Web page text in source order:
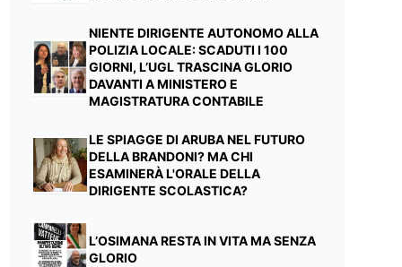
NIENTE DIRIGENTE AUTONOMO ALLA
POLIZIA LOCALE: SCADUTI I 100
GIORNI, L’UGL TRASCINA GLORIO
DAVANTI A MINISTERO E
MAGISTRATURA CONTABILE
LE SPIAGGE DI ARUBA NEL FUTURO
DELLA BRANDONI? MA CHI
ESAMINERÀ L'ORALE DELLA
DIRIGENTE SCOLASTICA?
L’OSIMANA RESTA IN VITA MA SENZA
GLORIO